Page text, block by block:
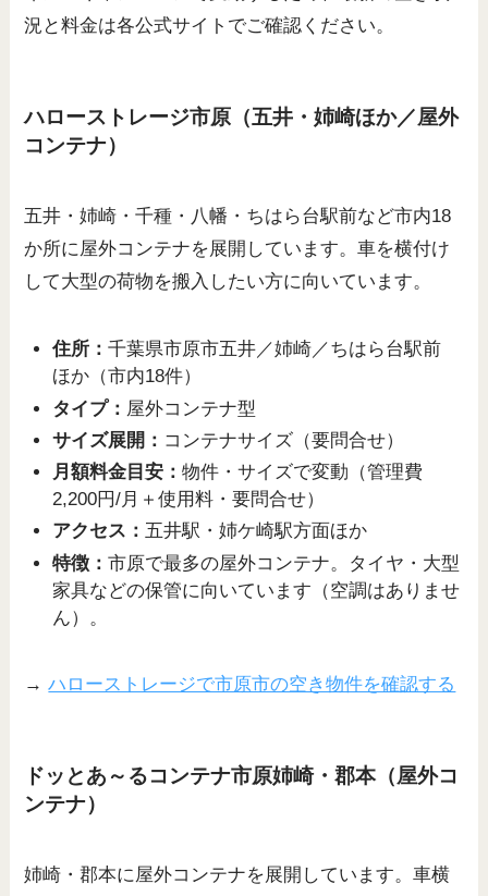
況と料金は各公式サイトでご確認ください。
ハローストレージ市原（五井・姉崎ほか／屋外
コンテナ）
五井・姉崎・千種・八幡・ちはら台駅前など市内18
か所に屋外コンテナを展開しています。車を横付け
して大型の荷物を搬入したい方に向いています。
住所： 千葉県市原市五井／姉崎／ちはら台駅前
ほか（市内18件）
タイプ： 屋外コンテナ型
サイズ展開： コンテナサイズ（要問合せ）
月額料金目安： 物件・サイズで変動（管理費
2,200円/月＋使用料・要問合せ）
アクセス： 五井駅・姉ケ崎駅方面ほか
特徴： 市原で最多の屋外コンテナ。タイヤ・大型
家具などの保管に向いています（空調はありませ
ん）。
→ハローストレージで市原市の空き物件を確認する
ドッとあ～るコンテナ市原姉崎・郡本（屋外コ
ンテナ）
姉崎・郡本に屋外コンテナを展開しています。車横